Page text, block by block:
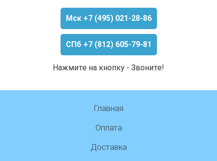
Мск +7 (495) 021-28-86
СПб +7 (812) 605-79-81
Нажмите на кнопку - Звоните!
Главная
Оплата
Доставка